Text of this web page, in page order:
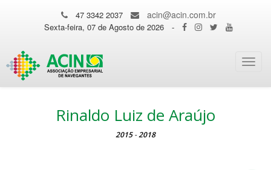
47 3342 2037 acin@acin.com.br
Sexta-feira, 07 de Agosto de 2026 -
Rinaldo Luiz de Araújo
2015-2018